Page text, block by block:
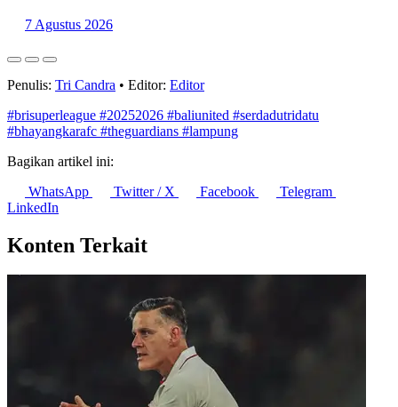
7 Agustus 2026
Penulis: Tri Candra • Editor: Editor
#brisuperleague #20252026 #baliunited #serdadutridatu
#bhayangkarafc #theguardians #lampung
Bagikan artikel ini:
WhatsApp
Twitter / X Facebook
Telegram
LinkedIn
Konten Terkait